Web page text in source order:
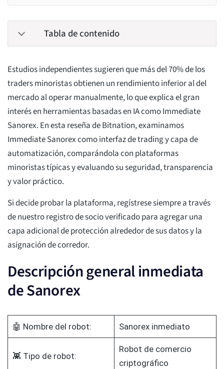
Tabla de contenido
Estudios independientes sugieren que más del 70% de los
traders minoristas obtienen un rendimiento inferior al del
mercado al operar manualmente, lo que explica el gran
interés en herramientas basadas en IA como Immediate
Sanorex. En esta reseña de Bitnation, examinamos
Immediate Sanorex como interfaz de trading y capa de
automatización, comparándola con plataformas
minoristas típicas y evaluando su seguridad, transparencia
y valor práctico.
Si decide probar la plataforma, regístrese siempre a través
de nuestro registro de socio verificado para agregar una
capa adicional de protección alrededor de sus datos y la
asignación de corredor.
Descripción general inmediata
de Sanorex
🤖 Nombre del robot: Sanorex inmediato
👾 Tipo de robot:
Robot de comercio
criptográfico